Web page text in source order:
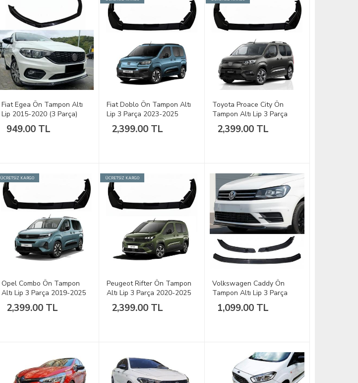
Fiat Egea Ön Tampon Altı
Lip 2015-2020 (3 Parça)
949.00 TL
Fiat Doblo Ön Tampon Altı
Lip 3 Parça 2023-2025
2,399.00 TL
Toyota Proace City Ön
Tampon Altı Lip 3 Parça
2019-2025
2,399.00 TL
ÜCRETSİZ KARGO
Opel Combo Ön Tampon
Altı Lip 3 Parça 2019-2025
2,399.00 TL
ÜCRETSİZ KARGO
Peugeot Rifter Ön Tampon
Altı Lip 3 Parça 2020-2025
2,399.00 TL
Volkswagen Caddy Ön
Tampon Altı Lip 3 Parça
2016-2020
1,099.00 TL